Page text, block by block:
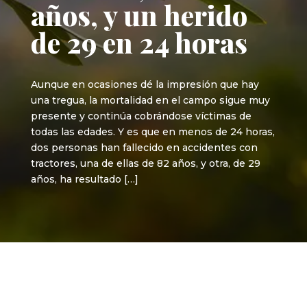
años, y un herido
de 29 en 24 horas
Aunque en ocasiones dé la impresión que hay
una tregua, la mortalidad en el campo sigue muy
presente y continúa cobrándose víctimas de
todas las edades. Y es que en menos de 24 horas,
dos personas han fallecido en accidentes con
tractores, una de ellas de 82 años, y otra, de 29
años, ha resultado […]